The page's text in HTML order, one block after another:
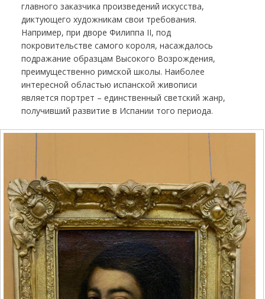
главного заказчика произведений искусства,
диктующего художникам свои требования.
Например, при дворе Филиппа II, под
покровительстве самого короля, насаждалось
подражание образцам Высокого Возрождения,
преимущественно римской школы. Наиболее
интересной областью испанской живописи
является портрет – единственный светский жанр,
получивший развитие в Испании того периода.